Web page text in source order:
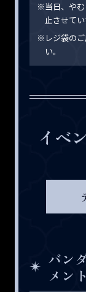
※当日、やむ
止させてい
※レジ袋のご
い。
イベ
バン
メント